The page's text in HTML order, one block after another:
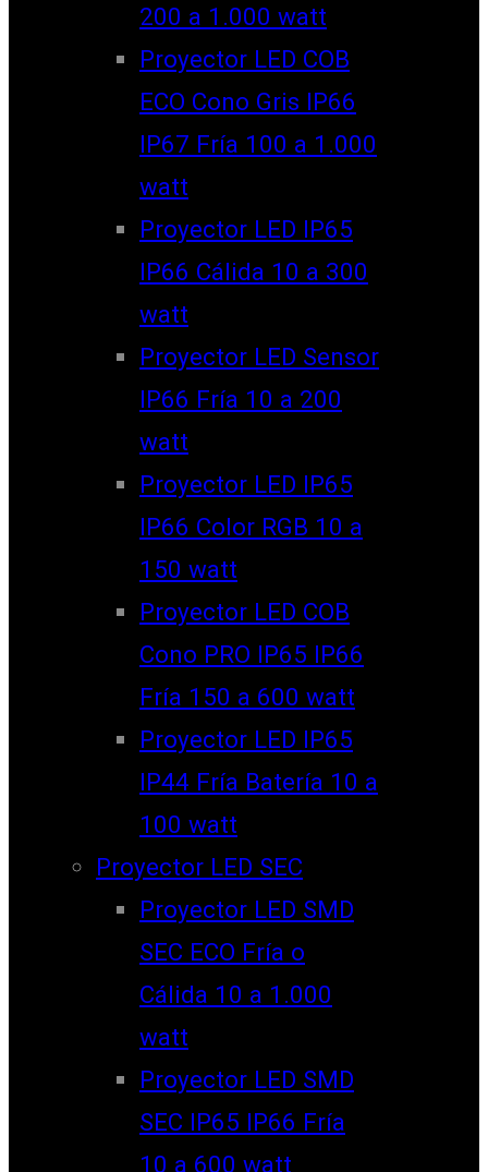
200 a 1.000 watt
Proyector LED COB
ECO Cono Gris IP66
IP67 Fría 100 a 1.000
watt
Proyector LED IP65
IP66 Cálida 10 a 300
watt
Proyector LED Sensor
IP66 Fría 10 a 200
watt
Proyector LED IP65
IP66 Color RGB 10 a
150 watt
Proyector LED COB
Cono PRO IP65 IP66
Fría 150 a 600 watt
Proyector LED IP65
IP44 Fría Batería 10 a
100 watt
Proyector LED SEC
Proyector LED SMD
SEC ECO Fría o
Cálida 10 a 1.000
watt
Proyector LED SMD
SEC IP65 IP66 Fría
10 a 600 watt